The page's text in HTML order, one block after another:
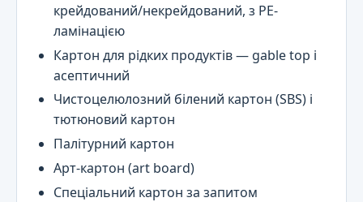
крейдований/некрейдований, з PE-
ламінацією
Картон для рідких продуктів — gable top і
асептичний
Чистоцелюлозний білений картон (SBS) і
тютюновий картон
Палітурний картон
Арт-картон (art board)
Спеціальний картон за запитом